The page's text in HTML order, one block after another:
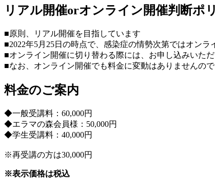
リアル開催orオンライン開催判断ポ
■原則、リアル開催を目指しています
■2022年5月25日の時点で、感染症の情勢次第ではオン
■オンライン開催に切り替わる際には、お申し込みいた
■なお、オンライン開催でも料金に変動はありませんの
料金のご案内
◆一般受講料：60,000円
◆エラマの森会員様：50,000円
◆学生受講料：40,000円
※再受講の方は30,000円
※表示価格は税込